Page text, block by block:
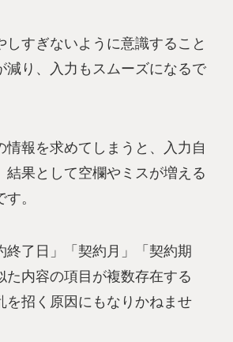
しすぎないように意識すること
減り、入力もスムーズになるで
情報を求めてしまうと、入力自
結果として空欄やミスが増える
。
終了日」「契約月」「契約期
た内容の項目が複数存在する
を招く原因にもなりかねませ